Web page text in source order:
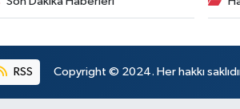
RSS Copyright © 2024. Her hakkı